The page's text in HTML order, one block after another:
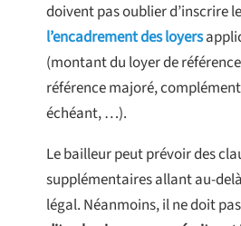
doivent pas oublier d’inscrire
l’encadrement des loyers
(montant du loyer de
référence majoré,
échéant, …).
Le bailleur peut prévoir des
supplémentaires allant au-
légal. Néanmoins, il ne doit